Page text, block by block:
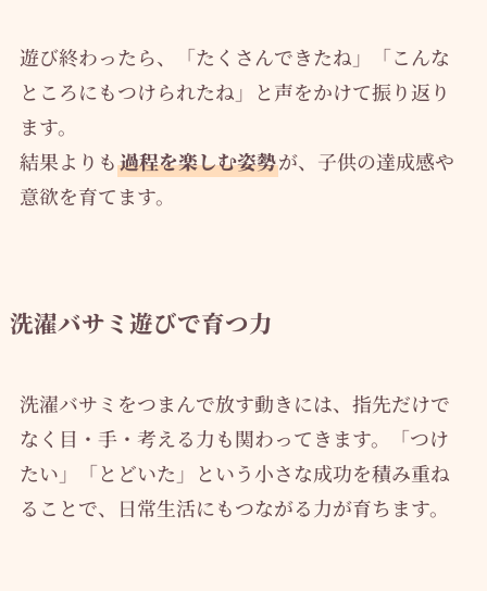
遊び終わったら、「たくさんできたね」「こんな
ところにもつけられたね」と声をかけて振り返り
ます。
結果よりも過程を楽しむ姿勢が、子供の達成感や
意欲を育てます。
洗濯バサミ遊びで育つ力
洗濯バサミをつまんで放す動きには、指先だけで
なく目・手・考える力も関わってきます。「つけ
たい」「とどいた」という小さな成功を積み重ね
ることで、日常生活にもつながる力が育ちます。